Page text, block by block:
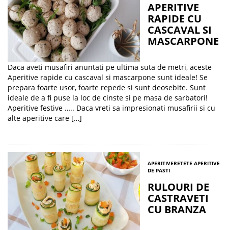
APERITIVE
RAPIDE CU
CASCAVAL SI
MASCARPONE
Daca aveti musafiri anuntati pe ultima suta de metri, aceste
Aperitive rapide cu cascaval si mascarpone sunt ideale! Se
prepara foarte usor, foarte repede si sunt deosebite. Sunt
ideale de a fi puse la loc de cinste si pe masa de sarbatori!
Aperitive festive ….. Daca vreti sa impresionati musafirii si cu
alte aperitive care […]
APERITIVERETETE APERITIVE
DE PASTI
RULOURI DE
CASTRAVETI
CU BRANZA